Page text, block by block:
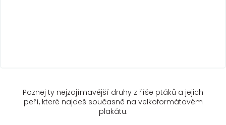
Poznej ty nejzajímavější druhy z říše ptáků a jejich
peří, které najdeš současně na velkoformátovém
plakátu.